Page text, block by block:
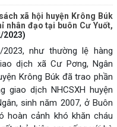
xã hội huyện Krông Búk
nhân đạo tại buôn Cư Yuốt,
2023)
2023, như thường lệ hàng
dịch xã Cư Pơng, Ngân
Krông Búk đã trao phần
giao dịch NHCSXH huyện
sinh năm 2007, ở Buôn
hoàn cảnh khó khăn cháu